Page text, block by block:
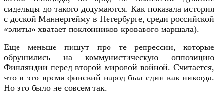
сидельцы до такого додумаются. Как показала история
с доской Маннергейму в Петербурге, среди российской
«элиты» хватает поклонников кровавого маршала).
Еще меньше пишут про те репрессии, которые
обрушились на коммунистическую оппозицию
Финляндии перед второй мировой войной. Считается,
что в это время финский народ был един как никогда.
Но это было не совсем так.